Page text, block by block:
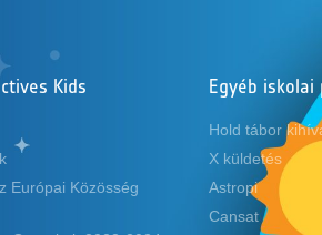
Kids
Európai Közösség
Egyéb
Hold tábor
X küldetés
Astropi
Cansat